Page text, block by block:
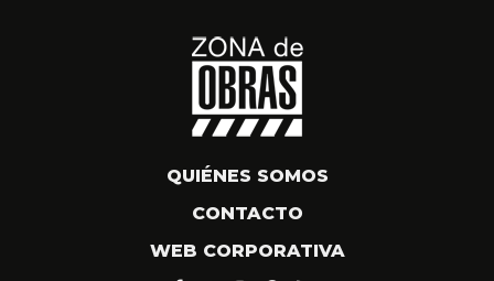
QUIÉNES SOMOS
CONTACTO
WEB CORPORATIVA